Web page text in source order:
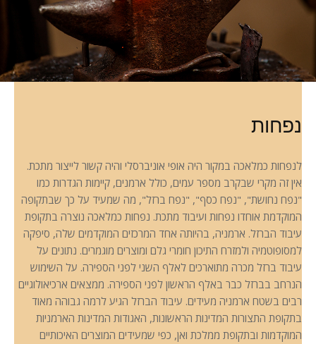
נפחות
לנפחות כמלאכה במקור היה אופי אוניברסלי והיה קשור לייצור מתכת.
אין זה מקרי שבקרב מספר עמים, כולל ארמנים, קיימות הגדרות כמו
"נפח נחושת", "נפח כסף", "נפח ברזל", מה שמעיד על כך שבתקופה
המוקדמת אוחדו נפחות ועיבוד מתכת. נפחות כמלאכה נוצרה בתקופת
עיבוד הברזל. ארמניה, בהיותה אחד המרכזים המוקדמים שלה, סיפקה
למסופוטמיה ולמזרח התיכון חומרי גלם ומוצרים מוגמרים. נתונים על
עיבוד ברזל מכרה מתוארכים לאלף השני לפני הספירה. על השימוש
הנרחב בברזל כבר באלף הראשון לפני הספירה. ממצאים ארכיאולוגיים
רבים בשטח ארמניה מעידים. עיבוד הברזל הגיע לרמה גבוהה מאוד
בתקופת התצורות המדינות הראשונות, האגודות המדינות הארמניות
המוקדמות ובתקופת ממלכת ואן, כפי שמעידים המוצרים האיכותיים